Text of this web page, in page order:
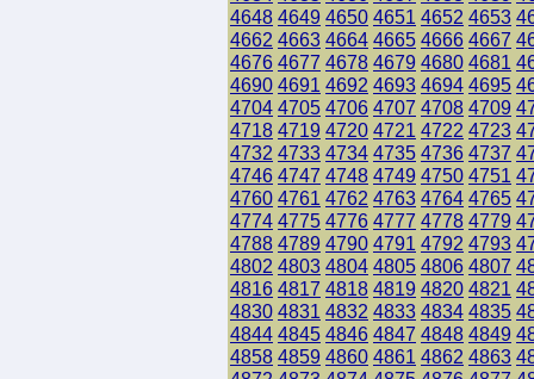
4648 4649 4650 4651 4652 4653
4662 4663 4664 4665 4666 4667
4676 4677 4678 4679 4680 4681
4690 4691 4692 4693 4694 4695
4704 4705 4706 4707 4708 4709
4718 4719 4720 4721 4722 4723
4732 4733 4734 4735 4736 4737
4746 4747 4748 4749 4750 4751
4760 4761 4762 4763 4764 4765
4774 4775 4776 4777 4778 4779
4788 4789 4790 4791 4792 4793
4802 4803 4804 4805 4806 4807
4816 4817 4818 4819 4820 4821
4830 4831 4832 4833 4834 4835
4844 4845 4846 4847 4848 4849
4858 4859 4860 4861 4862 4863